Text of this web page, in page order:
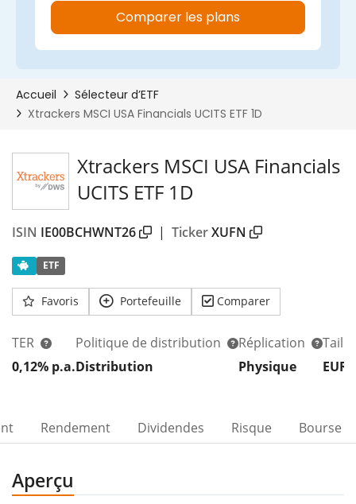
Xtrackers MSCI USA Financials
UCITS ETF 1D
ISIN IE00BCHWNT26 | TickerXUFN
ETF
Favoris Portefeuille Comparer
TER
0,12% p.a.
Politique de distribution
Distribution
Réplication
Physique
EUR
Rendement Dividendes Risque Bourse
Aperçu